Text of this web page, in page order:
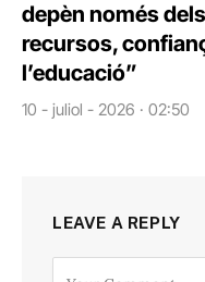
depèn només
recursos,
l’educació”
10 - juliol - 2026 · 02:50
LEAVE A REPLY